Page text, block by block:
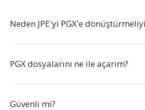
Neden JPE'yi PGX'e
PGX dosyalarını ne ile açarım?
Güvenli mi?